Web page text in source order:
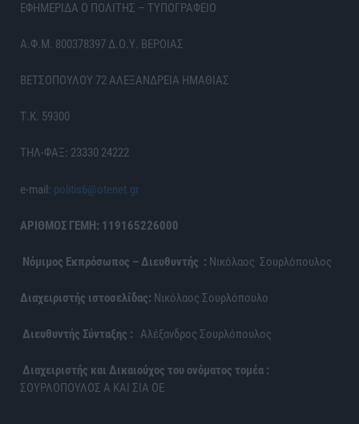
ΕΦΗΜΕΡΙΔΑ Ο ΠΟΛΙΤΗΣ – ΤΥΠΟΓΡΑΦΕΙΟ
Α.Φ.Μ. 800378397 Δ.Ο.Υ. ΒΕΡΟΙΑΣ
ΒΕΤΣΟΠΟΥΛΟΥ 72 ΑΛΕΞΑΝΔΡΕΙΑ ΗΜΑΘΙΑΣ
Τ.Κ. 59300
ΤΗΛ-ΦΑΞ: 23330 24222
e-mail: politis6@otenet.gr
ΑΡΙΘΜΟΣ ΓΕΜΗ: 119165226000
Νόμιμος Εκπρόσωπος – Διευθυντής : Νικόλαος Σουρλόπουλος
Διαχειριστής ιστοσελίδας: Νικόλαος Σουρλόπουλο
Διευθυντής Σύνταξης : Αλέξανδρος Σουρλόπουλος
Διαχειριστής και Δικαιούχος του ονόματος τομέα :
ΣΟΥΡΛΟΠΟΥΛΟΣ Α ΚΑΙ ΣΙΑ ΟΕ